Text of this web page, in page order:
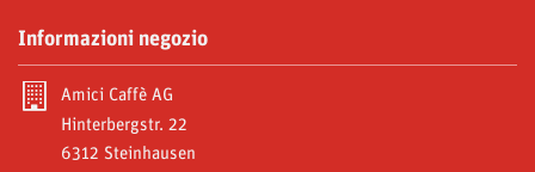
Moke e Accessori
Abbonamenti
I miei ordini
Le mie note di credito
I miei indirizzi
Le mie informazioni personali
Informazioni negozio
Amici Caffè AG
Hinterbergstr. 22
6312 Steinhausen